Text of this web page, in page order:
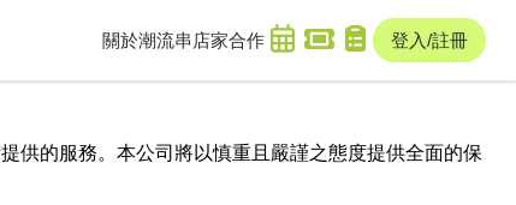
關於潮流串 店家合作 登入/註冊
供的服務。本公司將以慎重且嚴謹之態度提供全面的保